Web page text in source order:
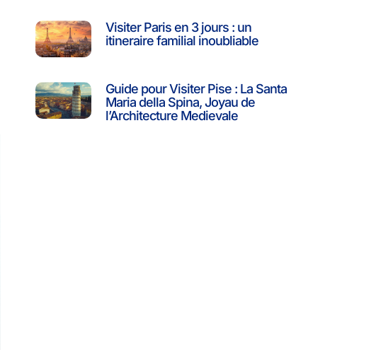
Visiter Paris en 3 jours : un
itineraire familial inoubliable
Guide pour Visiter Pise : La Santa
Maria della Spina, Joyau de
l’Architecture Medievale